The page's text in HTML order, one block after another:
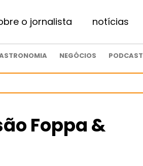
o jornalista notícias
NEGÓCIOS PODCAST
Foppa &